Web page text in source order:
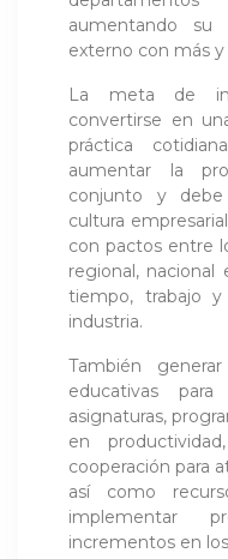
aumentando
externo con más
La meta de
convertirse en
práctica
aumentar la
conjunto y
cultura
con pactos entre
regional, nacional
tiempo, trabajo y
industria.
También
educativas
asignaturas,
en
cooperación para
así como
implementar
incrementos en